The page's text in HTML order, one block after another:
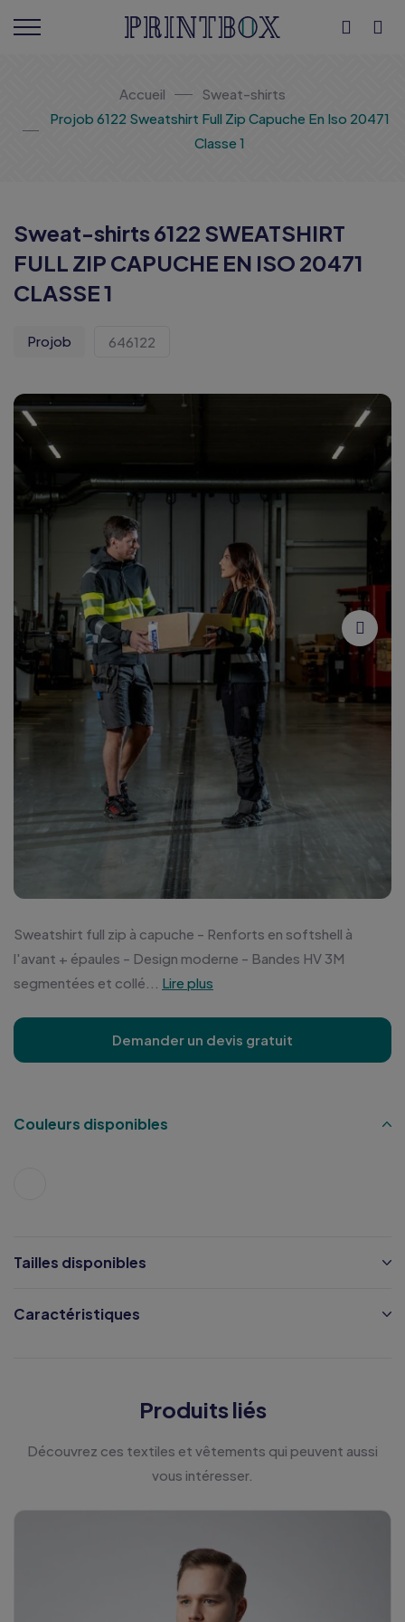
Accueil
Sweat-shirts
Projob 6122 Sweatshirt Full Zip Capuche En Iso 20471
Classe 1
Sweat-shirts 6122 SWEATSHIRT
FULL ZIP CAPUCHE EN ISO 20471
CLASSE 1
Projob 646122
Sweatshirt full zip à capuche - Renforts en softshell à
l'avant + épaules - Design moderne - Bandes HV 3M
segmentées et collé...
Lire plus
Demander un devis gratuit
Couleurs disponibles
Tailles disponibles
Caractéristiques
Produits liés
Découvrez ces textiles et vêtements qui peuvent aussi
vous intéresser.